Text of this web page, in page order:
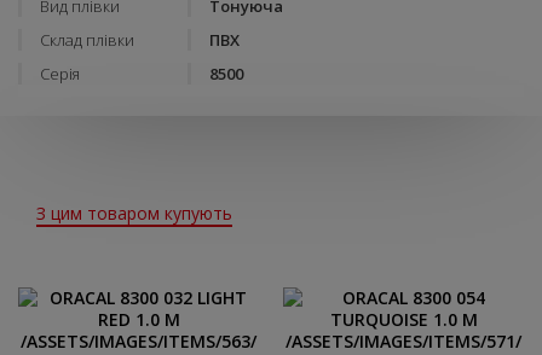
Вид плівки
Тонуюча
Склад плівки
ПВХ
Серія
8500
З цим товаром купують